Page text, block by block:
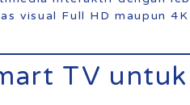
visual Full HD maupun
TV